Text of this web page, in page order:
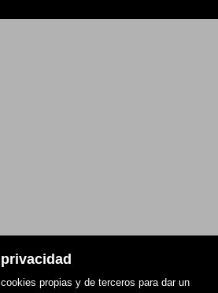
propias y de terceros para dar un